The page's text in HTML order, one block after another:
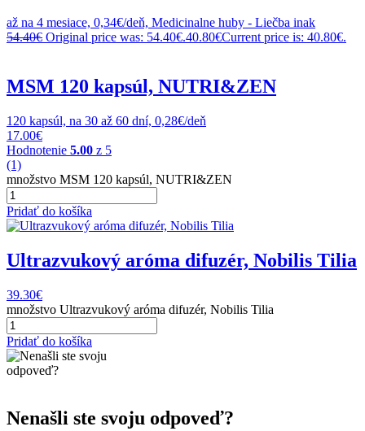
až na 4 mesiace, 0,34€/deň, Medicinalne huby - Liečba inak
54.40€ Original price was: 54.40€.40.80€Current price is: 40.80€.
MSM 120 kapsúl, NUTRI&ZEN
120 kapsúl, na 30 až 60 dní, 0,28€/deň
17.00€
Hodnotenie 5.00 z 5
(1)
množstvo MSM 120 kapsúl, NUTRI&ZEN
Pridať do košíka
Ultrazvukový aróma difuzér, Nobilis Tilia
39.30€
množstvo Ultrazvukový aróma difuzér, Nobilis Tilia
Pridať do košíka
Nenašli ste svoju odpoveď?